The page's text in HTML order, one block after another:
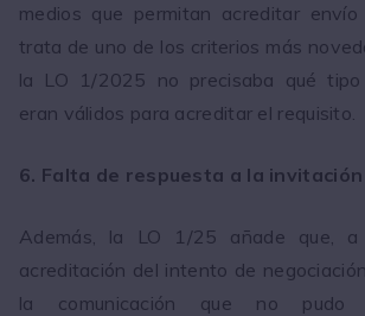
medios que permitan acreditar
trata de uno de los criterios más
la LO 1/2025 no precisaba qué tipo
eran válidos para acreditar el requisito.
6. Falta de respuesta a la invitación
Además, la LO 1/25 añade que,
acreditación del intento de
la comunicación que no pudo